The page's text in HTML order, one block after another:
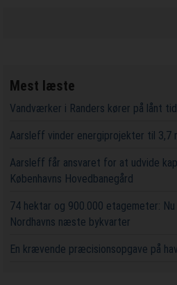
Mest læste
Vandværker i Randers kører på lånt tid
Aarsleff vinder energiprojekter til 3,7
Aarsleff får ansvaret for at udvide
Københavns Hovedbanegård
74 hektar og 900.000 etagemeter:
Nordhavns næste bykvarter
En krævende præcisionsopgave på